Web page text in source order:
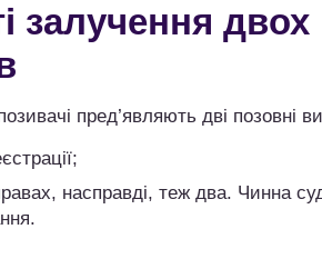
залучення двох
пред’являють дві позовні
насправді, теж два. Чинна